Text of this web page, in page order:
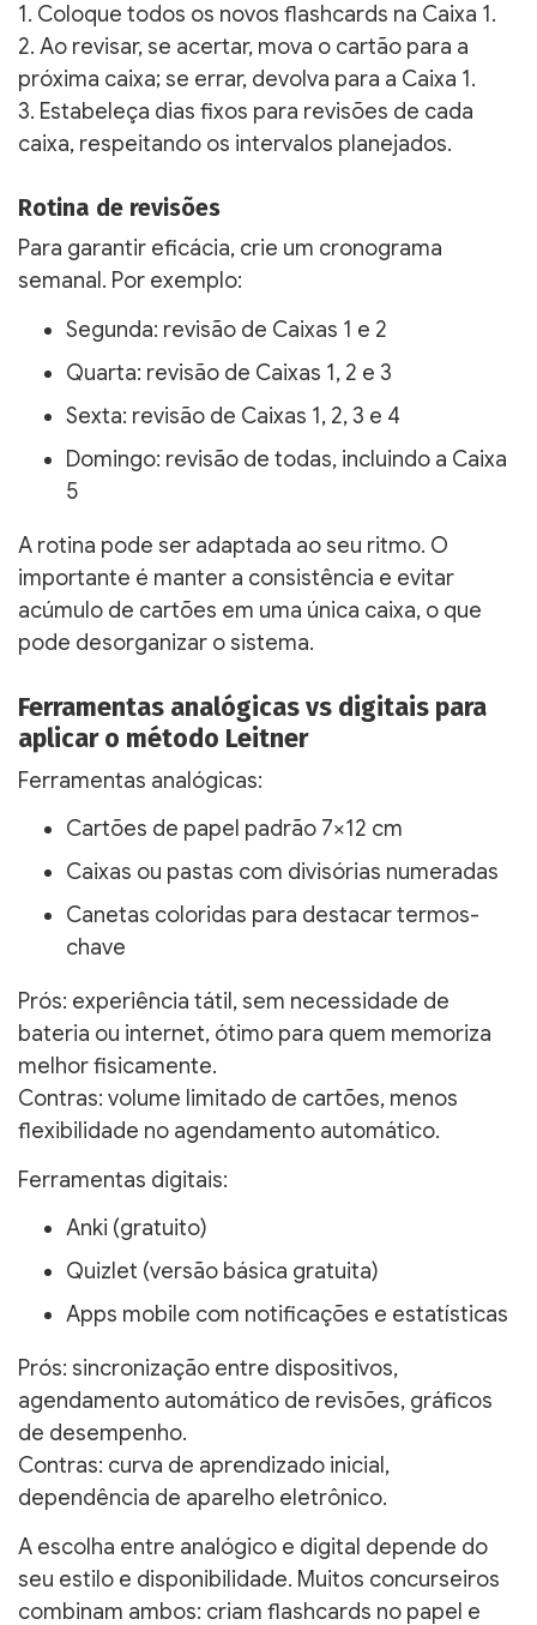
1. Coloque todos os novos flashcards na Caixa 1.
2. Ao revisar, se acertar, mova o cartão para a
próxima caixa; se errar, devolva para a Caixa 1.
3. Estabeleça dias fixos para revisões de cada
caixa, respeitando os intervalos planejados.
Rotina de revisões
Para garantir eficácia, crie um cronograma
semanal. Por exemplo:
Segunda: revisão de Caixas 1 e 2
Quarta: revisão de Caixas 1, 2 e 3
Sexta: revisão de Caixas 1, 2, 3 e 4
Domingo: revisão de todas, incluindo a Caixa
5
A rotina pode ser adaptada ao seu ritmo. O
importante é manter a consistência e evitar
acúmulo de cartões em uma única caixa, o que
pode desorganizar o sistema.
Ferramentas analógicas vs digitais para
aplicar o método Leitner
Ferramentas analógicas:
Cartões de papel padrão 7×12 cm
Caixas ou pastas com divisórias numeradas
Canetas coloridas para destacar termos-
chave
Prós: experiência tátil, sem necessidade de
bateria ou internet, ótimo para quem memoriza
melhor fisicamente.
Contras: volume limitado de cartões, menos
flexibilidade no agendamento automático.
Ferramentas digitais:
Anki (gratuito)
Quizlet (versão básica gratuita)
Apps mobile com notificações e estatísticas
Prós: sincronização entre dispositivos,
agendamento automático de revisões, gráficos
de desempenho.
Contras: curva de aprendizado inicial,
dependência de aparelho eletrônico.
A escolha entre analógico e digital depende do
seu estilo e disponibilidade. Muitos concurseiros
combinam ambos: criam flashcards no papel e